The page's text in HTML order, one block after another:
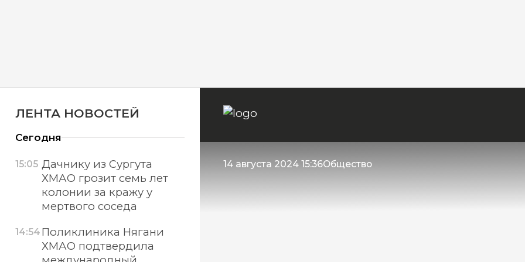
14 августа 2024 15:36Общество
ЛЕНТА НОВОСТЕЙ
Сегодня
15:05 Дачнику из Сургута
ХМАО грозит семь лет
колонии за кражу у
мертвого соседа
14:54 Поликлиника Нягани
ХМАО подтвердила